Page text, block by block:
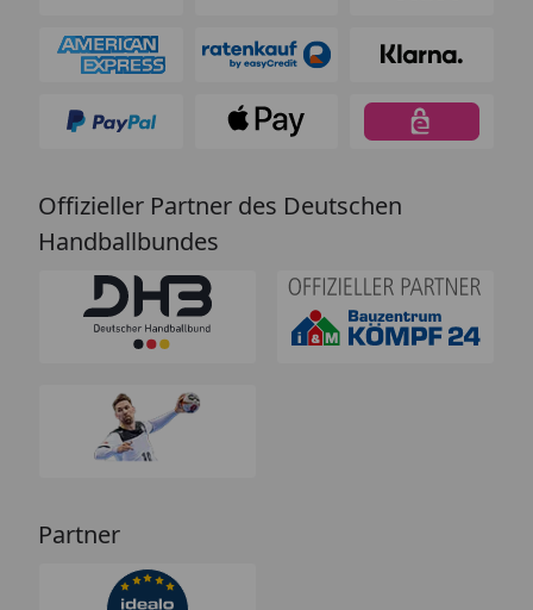
Offizieller Partner des Deutschen
Handballbundes
Partner